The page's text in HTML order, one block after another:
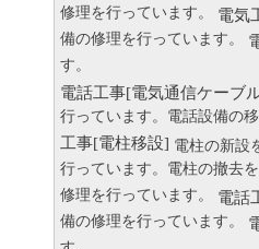
修理を行っています。
電気
備の修理を行っています。
す。
電話工事[電気通信ケーブ
行っています。電話設備の
工事[電柱移設] 電柱の新設
行っています。電柱の撤去
修理を行っています。
電話
備の修理を行っています。